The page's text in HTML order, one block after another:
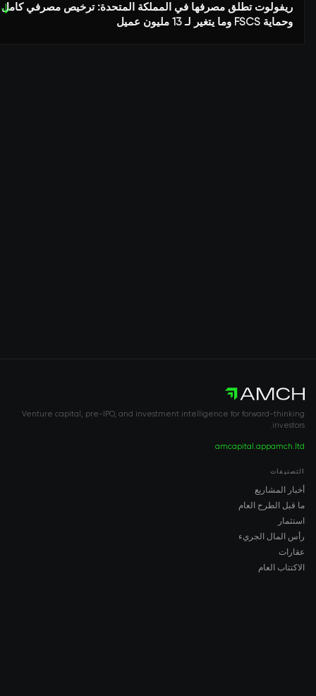
ريفولوت تطلق مصرفها في المملكة المتحدة: ترخيص مصرفي كامل
وحماية FSCS وما يتغير لـ 13 مليون عميل
↓
Venture capital, pre-IPO, and investment intelligence for forward-thinking
investors.
amch.ltd
amcapital.app
التصنيفات
أخبار المشاريع
ما قبل الطرح العام
استثمار
رأس المال الجريء
عقارات
الاكتتاب العام